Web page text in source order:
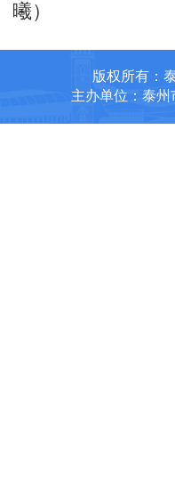
曦）
版权所有：
主办单位：泰